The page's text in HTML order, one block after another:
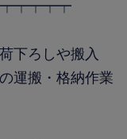
】┯┯┯┯┯
下ろしや搬入
運搬・格納作業